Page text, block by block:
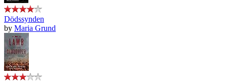
Dödssynden
by Maria Grund